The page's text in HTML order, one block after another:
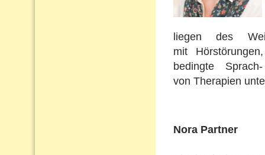
liegen des
mit
bedingte
von Therapien
Nora Partner